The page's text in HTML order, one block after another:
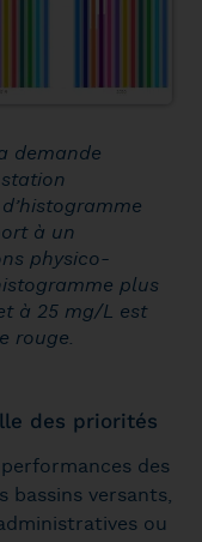
demande
à un
physico-
plus
à 25 mg/L est
rouge.
des priorités
des
bassins versants,
ou